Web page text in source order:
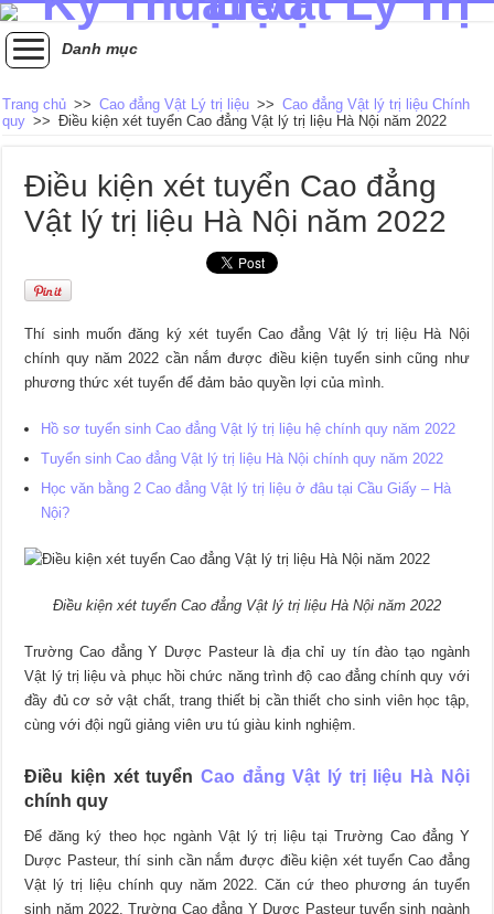
Danh mục
Trang chủ >> Cao đẳng Vật Lý trị liệu >> Cao đẳng Vật lý trị liệu Chính
quy >> Điều kiện xét tuyển Cao đẳng Vật lý trị liệu Hà Nội năm 2022
Điều kiện xét tuyển Cao đẳng
Vật lý trị liệu Hà Nội năm 2022
Thí sinh muốn đăng ký xét tuyển Cao đẳng Vật lý trị liệu Hà Nội
chính quy năm 2022 cần nắm được điều kiện tuyển sinh cũng như
phương thức xét tuyển để đảm bảo quyền lợi của mình.
Hồ sơ tuyển sinh Cao đẳng Vật lý trị liệu hệ chính quy năm 2022
Tuyển sinh Cao đẳng Vật lý trị liệu Hà Nội chính quy năm 2022
Học văn bằng 2 Cao đẳng Vật lý trị liệu ở đâu tại Cầu Giấy – Hà
Nội?
Điều kiện xét tuyển Cao đẳng Vật lý trị liệu Hà Nội năm 2022
Trường Cao đẳng Y Dược Pasteur là địa chỉ uy tín đào tạo ngành
Vật lý trị liệu và phục hồi chức năng trình độ cao đẳng chính quy với
đầy đủ cơ sở vật chất, trang thiết bị cần thiết cho sinh viên học tập,
cùng với đội ngũ giảng viên ưu tú giàu kinh nghiệm.
Điều kiện xét tuyển Cao đẳng Vật lý trị liệu Hà Nội
chính quy
Để đăng ký theo học ngành Vật lý trị liệu tại Trường Cao đẳng Y
Dược Pasteur, thí sinh cần nắm được điều kiện xét tuyển Cao đẳng
Vật lý trị liệu chính quy năm 2022. Căn cứ theo phương án tuyển
sinh năm 2022, Trường Cao đẳng Y Dược Pasteur tuyển sinh ngành